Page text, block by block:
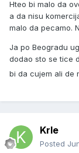
Hteo bi malo da
a da nisu
malo da pecamo.
Ja po Beogradu
dodao sto se tice
bi da cujem ali de
Krle
Posted